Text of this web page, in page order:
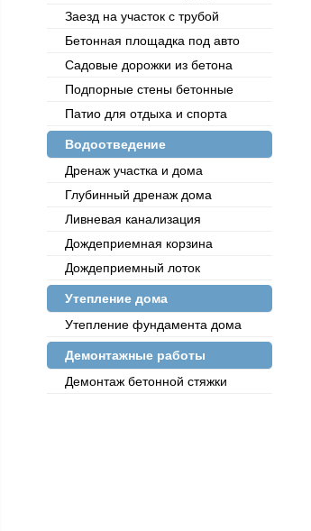
Заезд на участок с трубой
Бетонная площадка под авто
Садовые дорожки из бетона
Подпорные стены бетонные
Патио для отдыха и спорта
Водоотведение
Дренаж участка и дома
Глубинный дренаж дома
Ливневая канализация
Дождеприемная корзина
Дождеприемный лоток
Утепление дома
Утепление фундамента дома
Демонтажные работы
Демонтаж бетонной стяжки